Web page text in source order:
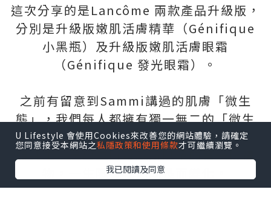
這次分享的是Lancôme 兩款產品升級版，
分別是升級版嫩肌活膚精華（Génifique
小黑瓶）及升級版嫩肌活膚眼霜
（Génifique 發光眼霜）。
之前有留意到Sammi講過的肌膚「微生
態」，我們每人都擁有獨一無二的「微生
態」，好比DNA或指紋。「微生態」與人
體共生，是出生時母親所賦予的第一份禮
物，一生隨著我們成長而變化。
U Lifestyle 會使用Cookies來改善您的網站體驗，請確定
您同意接受本網站之私隱政策和使用條款才可繼續瀏覽。
我已閱讀及同意